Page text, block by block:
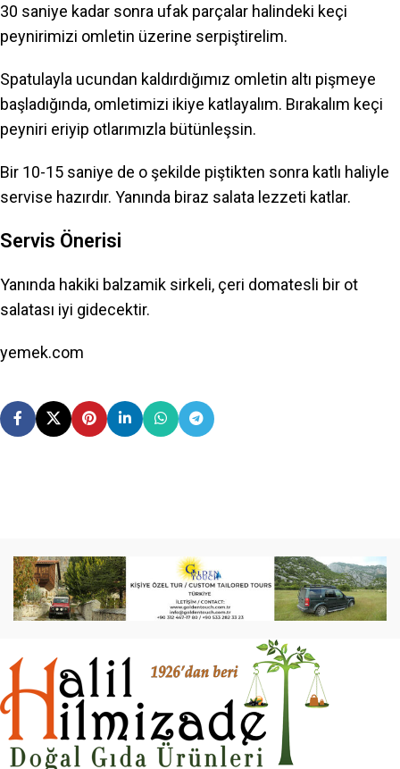
30 saniye kadar sonra ufak parçalar halindeki keçi
peynirimizi omletin üzerine serpiştirelim.
Spatulayla ucundan kaldırdığımız omletin altı pişmeye
başladığında, omletimizi ikiye katlayalım. Bırakalım keçi
peyniri eriyip otlarımızla bütünleşsin.
Bir 10-15 saniye de o şekilde piştikten sonra katlı haliyle
servise hazırdır. Yanında biraz salata lezzeti katlar.
Servis Önerisi
Yanında hakiki balzamik sirkeli, çeri domatesli bir ot
salatası iyi gidecektir.
yemek.com